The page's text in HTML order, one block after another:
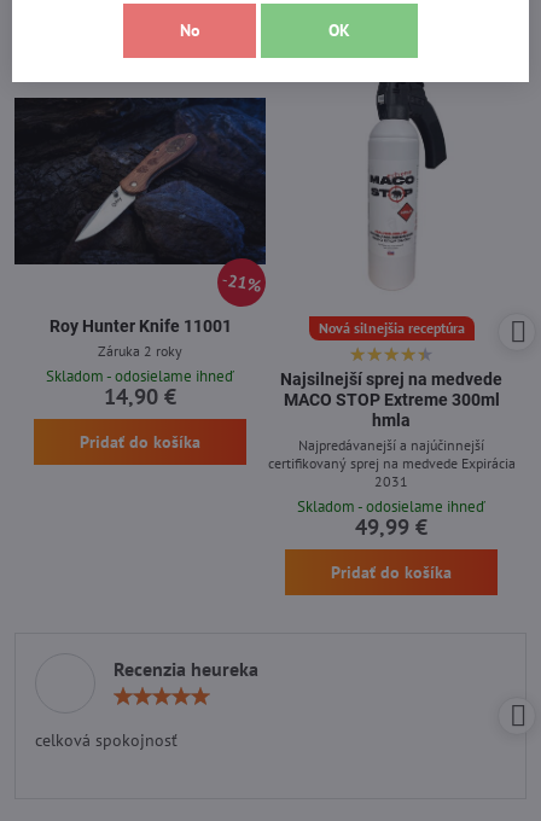
21%
Roy Hunter Knife 11001
Záruka 2 roky
Skladom - odosielame ihneď
14,90 €
Pridať do košíka
Nová silnejšia receptúra
Najsilnejší sprej na medvede
MACO STOP Extreme 300ml
hmla
Najpredávanejší a najúčinnejší
certifikovaný sprej na medvede Expirácia
2031
Skladom - odosielame ihneď
49,99 €
Pridať do košíka
Recenzia heureka
celková spokojnosť
No OK